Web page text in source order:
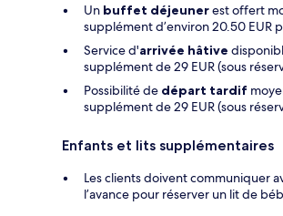
Un buffet déjeunerest offert
supplément d’environ 20.50 EUR
Service d'arrivée hâtive
supplément de 29 EUR (sous
Possibilité de départ tardif
supplément de 29 EUR (sous
Enfants et lits supplémentaires
Les clients doivent communiquer
l’avance pour réserver un lit de